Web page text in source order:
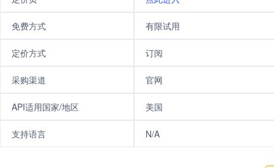
免费方式 有限试用
定价方式 订阅
采购渠道 官网
API适用国家/地区 美国
支持语言 N/A